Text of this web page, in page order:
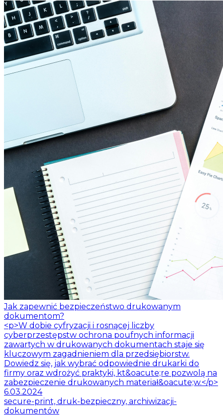
Jak zapewnić bezpieczeństwo drukowanym
dokumentom?
<p>W dobie cyfryzacji i rosnącej liczby
cyberprzestępstw ochrona poufnych informacji
zawartych w drukowanych dokumentach staje się
kluczowym zagadnieniem dla przedsiębiorstw.
Dowiedz się, jak wybrać odpowiednie drukarki do
firmy oraz wdrożyć praktyki, kt&oacute;re pozwolą na
zabezpieczenie drukowanych materiał&oacute;w.</p>
6.03.2024
secure-print, druk-bezpieczny, archiwizacji-
dokumentów